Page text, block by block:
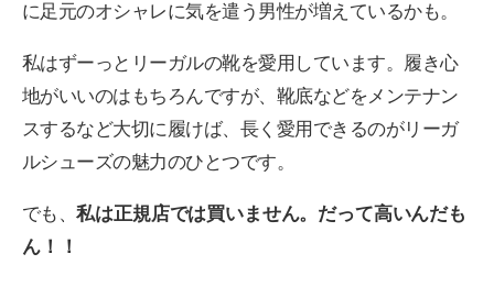
に足元のオシャレに気を遣う男性が増えているかも。
私はずーっとリーガルの靴を愛用しています。履き心
地がいいのはもちろんですが、靴底などをメンテナン
スするなど大切に履けば、長く愛用できるのがリーガ
ルシューズの魅力のひとつです。
でも、私は正規店では買いません。だって高いんだも
ん！！